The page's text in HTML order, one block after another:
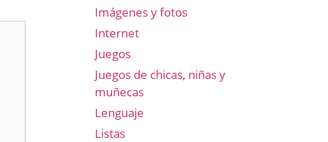
Imágenes y fotos
Internet
Juegos
Juegos de chicas, niñas y
muñecas
Lenguaje
Listas